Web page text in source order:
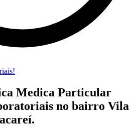
Medica Particular
no bairro Vila